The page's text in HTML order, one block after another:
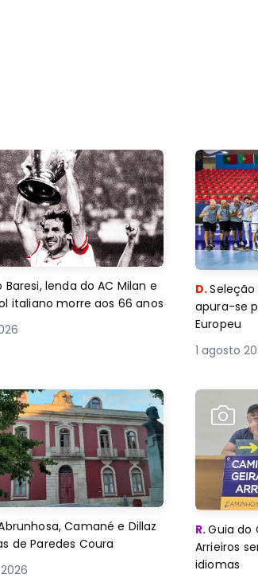
Baresi, lenda do AC Milan e
italiano morre aos 66 anos
D.
apura-se
Europeu
1 agosto
Camané e Dillaz
de Paredes Coura
R.Guia do
Arrieiros
idiomas